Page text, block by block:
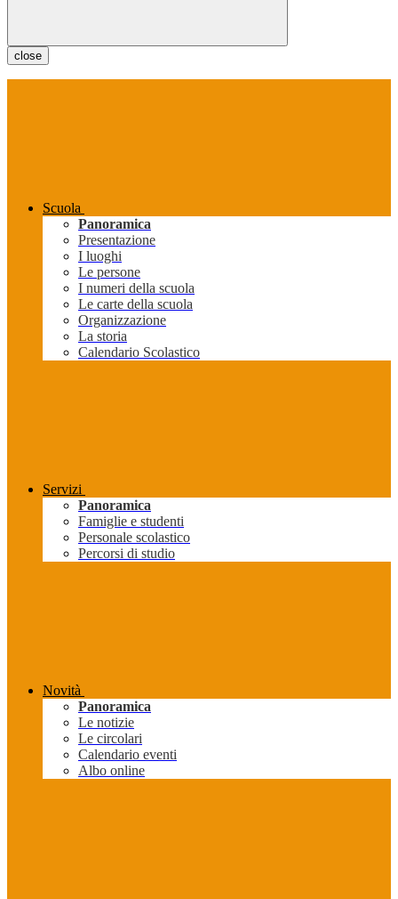
close
Scuola
Panoramica
Presentazione
I luoghi
Le persone
I numeri della scuola
Le carte della scuola
Organizzazione
La storia
Calendario Scolastico
Servizi
Panoramica
Famiglie e studenti
Personale scolastico
Percorsi di studio
Novità
Panoramica
Le notizie
Le circolari
Calendario eventi
Albo online